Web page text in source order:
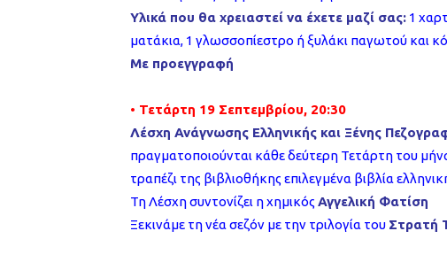
Υλικά που θα χρειαστεί να έχετε μαζί σας: 1
ματάκια, 1 γλωσσοπίεστρο ή ξυλάκι παγωτού και
Mε προεγγραφή
• Τετάρτη 19 Σεπτεμβρίου, 20:30
Λέσχη Ανάγνωσης Ελληνικής και Ξένης
πραγματοποιούνται κάθε δεύτερη Τετάρτη του
τραπέζι της βιβλιοθήκης επιλεγμένα βιβλία
Τη Λέσχη συντονίζει η χημικός Αγγελική Φατίση
Ξεκινάμε τη νέα σεζόν με την τριλογία του Στρατή